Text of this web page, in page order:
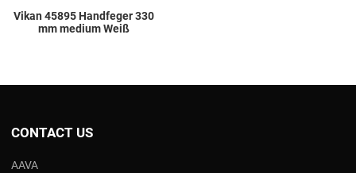
Vikan 45895 Handfeger 330
mm medium Weiß
CONTACT US
AAVA